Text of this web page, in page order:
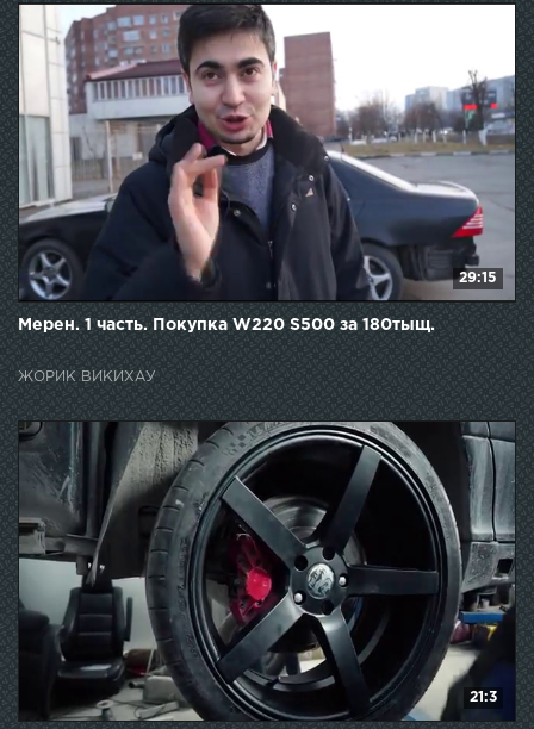
29:15
Мерен. 1 часть. Покупка W220 S500 за 180тыщ.
ЖОРИК ВИКИХАУ
21:3